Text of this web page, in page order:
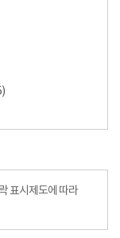
표시제도에 따라